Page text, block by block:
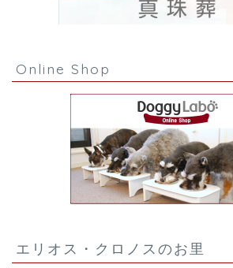
Online Shop
エリオス・クロノスのお里